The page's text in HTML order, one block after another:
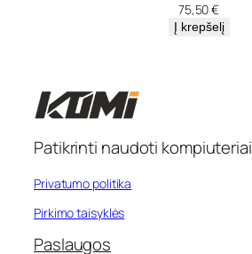
75,50€
Į krepšelį
Patikrinti naudoti kompiuteriai
Privatumo politika
Pirkimo taisyklės
Paslaugos